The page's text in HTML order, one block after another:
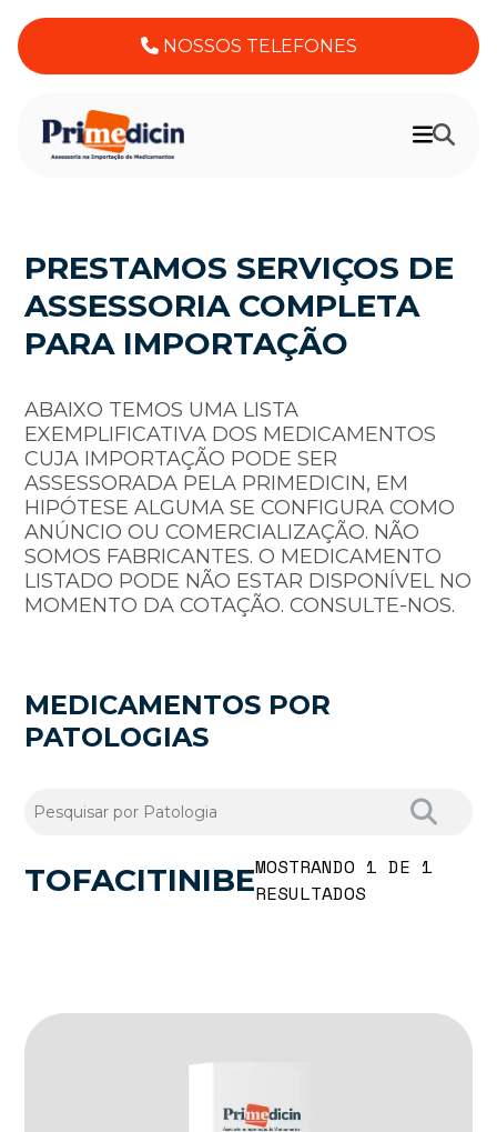
NOSSOS TELEFONES
PRESTAMOS SERVIÇOS DE
ASSESSORIA COMPLETA
PARA IMPORTAÇÃO
ABAIXO TEMOS UMA LISTA
EXEMPLIFICATIVA DOS MEDICAMENTOS
CUJA IMPORTAÇÃO PODE SER
ASSESSORADA PELA PRIMEDICIN, EM
HIPÓTESE ALGUMA SE CONFIGURA COMO
ANÚNCIO OU COMERCIALIZAÇÃO. NÃO
SOMOS FABRICANTES. O MEDICAMENTO
LISTADO PODE NÃO ESTAR DISPONÍVEL NO
MOMENTO DA COTAÇÃO. CONSULTE-NOS.
MEDICAMENTOS POR
PATOLOGIAS
TOFACITINIBEMOSTRANDO 1 DE 1
RESULTADOS